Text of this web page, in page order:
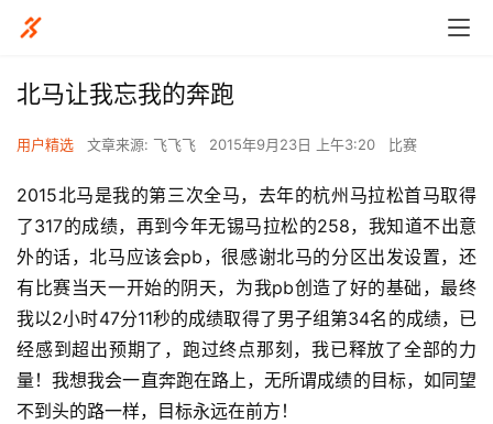
北马让我忘我的奔跑
用户精选 文章来源: 飞飞飞 2015年9月23日 上午3:20 比赛
2015北马是我的第三次全马，去年的杭州马拉松首马取得
了317的成绩，再到今年无锡马拉松的258，我知道不出意
外的话，北马应该会pb，很感谢北马的分区出发设置，还
有比赛当天一开始的阴天，为我pb创造了好的基础，最终
我以2小时47分11秒的成绩取得了男子组第34名的成绩，已
经感到超出预期了，跑过终点那刻，我已释放了全部的力
量！我想我会一直奔跑在路上，无所谓成绩的目标，如同望
不到头的路一样，目标永远在前方！